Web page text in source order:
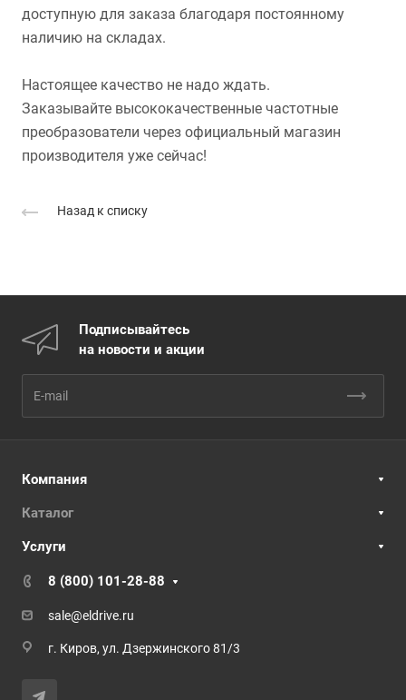
доступную для заказа благодаря постоянному
наличию на складах.
Настоящее качество не надо ждать.
Заказывайте высококачественные частотные
преобразователи через официальный магазин
производителя уже сейчас!
Назад к списку
Подписывайтесь
на новости и акции
Компания
Каталог
Услуги
8 (800) 101-28-88
sale@eldrive.ru
г. Киров, ул. Дзержинского 81/3